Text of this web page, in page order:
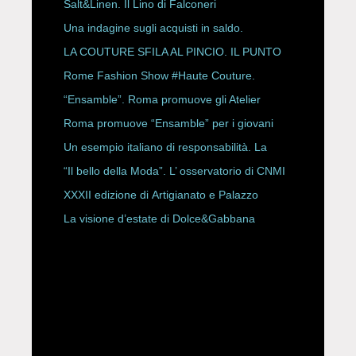
Salt&Linen. Il Lino di Falconeri
Una indagine sugli acquisti in saldo.
LA COUTURE SFILA AL PINCIO. IL PUNTO
CON ALESSANDRO ONORATO E
ROBERTA ANGELILLI
Rome Fashion Show #Haute Couture.
“Ensamble”. Roma promuove gli Atelier
Storici
Roma promuove “Ensamble” per i giovani
Un esempio italiano di responsabilità. La
Rete Slow Fiber
“Il bello della Moda”. L’ osservatorio di CNMI
XXXII edizione di Artigianato e Palazzo
La visione d’estate di Dolce&Gabbana